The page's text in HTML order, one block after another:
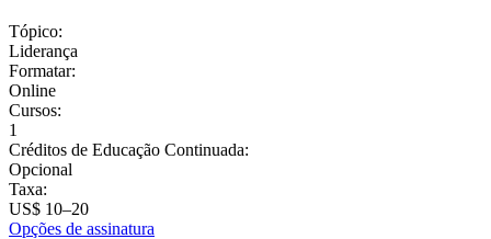
Tópico:
Liderança
Formatar:
Online
Cursos:
1
Créditos de Educação Continuada:
Opcional
Taxa:
US$ 10–20
Opções de assinatura